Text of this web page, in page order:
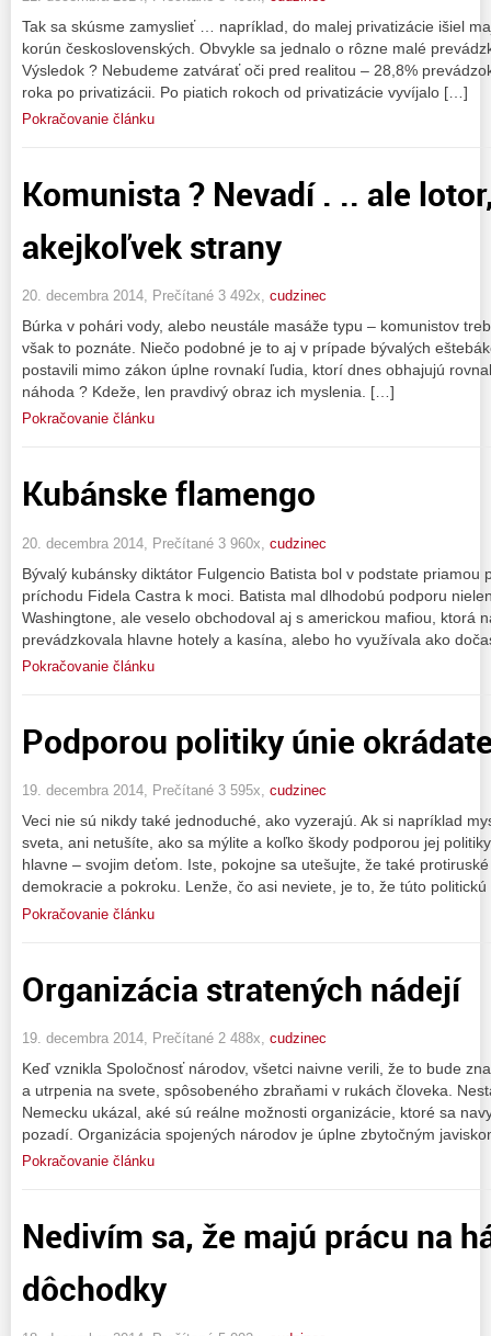
Tak sa skúsme zamyslieť … napríklad, do malej privatizácie išiel
korún československých. Obvykle sa jednalo o rôzne malé
Výsledok ? Nebudeme zatvárať oči pred realitou – 28,8%
roka po privatizácii. Po piatich rokoch od privatizácie vyvíjalo […]
Pokračovanie článku
Komunista ? Nevadí . .. ale
akejkoľvek strany
20. decembra 2014, Prečítané 3 492x, cudzinec
Búrka v pohári vody, alebo neustále masáže typu – komunistov
však to poznáte. Niečo podobné je to aj v prípade bývalých
postavili mimo zákon úplne rovnakí ľudia, ktorí dnes obhajujú
náhoda ? Kdeže, len pravdivý obraz ich myslenia. […]
Pokračovanie článku
Kubánske flamengo
20. decembra 2014, Prečítané 3 960x, cudzinec
Bývalý kubánsky diktátor Fulgencio Batista bol v podstate priamou
príchodu Fidela Castra k moci. Batista mal dlhodobú podporu
Washingtone, ale veselo obchodoval aj s americkou mafiou, ktorá
prevádzkovala hlavne hotely a kasína, alebo ho využívala ako
Pokračovanie článku
Podporou politiky únie
19. decembra 2014, Prečítané 3 595x, cudzinec
Veci nie sú nikdy také jednoduché, ako vyzerajú. Ak si napríklad
sveta, ani netušíte, ako sa mýlite a koľko škody podporou jej
hlavne – svojim deťom. Iste, pokojne sa utešujte, že také
demokracie a pokroku. Lenže, čo asi neviete, je to, že túto
Pokračovanie článku
Organizácia stratených nádejí
19. decembra 2014, Prečítané 2 488x, cudzinec
Keď vznikla Spoločnosť národov, všetci naivne verili, že to bude
a utrpenia na svete, spôsobeného zbraňami v rukách človeka.
Nemecku ukázal, aké sú reálne možnosti organizácie, ktoré sa
pozadí. Organizácia spojených národov je úplne zbytočným
Pokračovanie článku
Nedivím sa, že majú prácu na
dôchodky